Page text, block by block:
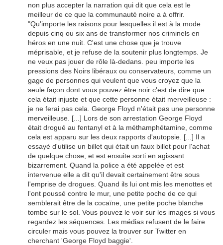
non plus accepter la narration qui dit que cela est le
meilleur de ce que la communauté noire a à offrir.
"Qu'importe les raisons pour lesquelles il est à la mode
depuis cinq ou six ans de transformer nos criminels en
héros en une nuit. C'est une chose que je trouve
méprisable, et je refuse de la soutenir plus longtemps. Je
ne veux pas jouer de rôle là-dedans. peu importe les
pressions des Noirs libéraux ou conservateurs, comme un
gage de personnes qui veulent que vous croyez que la
seule façon dont vous pouvez être noir c'est de dire que
cela était injuste et que cette personne était merveilleuse :
je ne ferai pas cela. George Floyd n'était pas une personne
merveilleuse. [...] Lors de son arrestation George Floyd
était drogué au fentanyl et à la méthamphétamine, comme
cela est apparu sur les deux rapports d'autopsie. [...] Il a
essayé d'utilise un billet qui était un faux billet pour l'achat
de quelque chose, et est ensuite sorti en agissant
bizarrement. Quand la police a été appelée et est
intervenue elle a dit qu'il devait certainement être sous
l'emprise de drogues. Quand ils lui ont mis les menottes et
l'ont poussé contre le mur, une petite poche de ce qui
semblerait être de la cocaïne, une petite poche blanche
tombe sur le sol. Vous pouvez le voir sur les images si vous
regardez les séquences. Les médias refusent de le faire
circuler mais vous pouvez la trouver sur Twitter en
cherchant 'George Floyd baggie'.